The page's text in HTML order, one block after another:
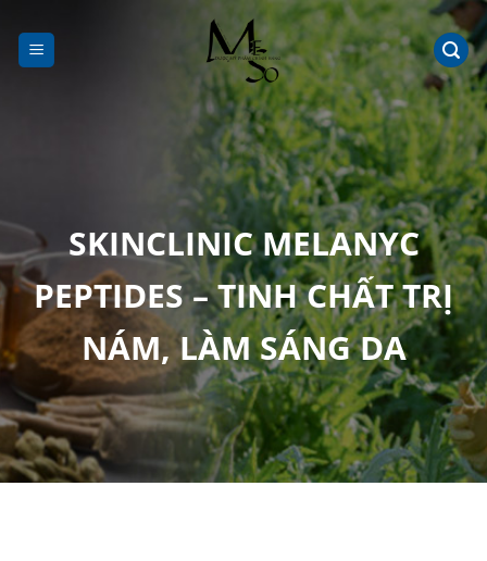
đến
nội
SKINCLINIC MELANYC
PEPTIDES – TINH CHẤT TRỊ
NÁM, LÀM SÁNG DA